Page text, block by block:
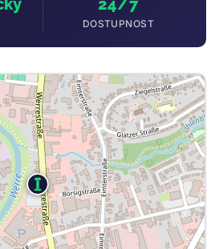
DOSTUPNOST